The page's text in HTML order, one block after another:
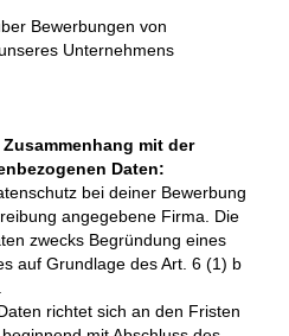
Bewerbungen von
Unternehmens
mit der
Daten:
bei deiner Bewerbung
angegebene Firma. Die
zwecks Begründung eines
auf Grundlage des Art. 6 (1) b
richtet sich an den Fristen